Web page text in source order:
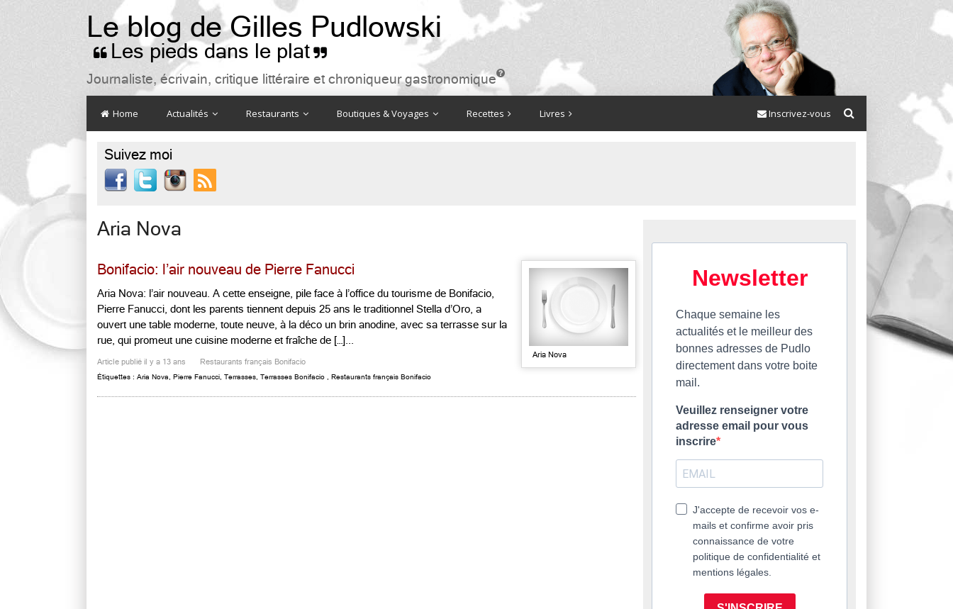
Le blog de Gilles Pudlowski
 Les pieds dans le plat 
Journaliste, écrivain, critique littéraire et chroniqueur gastronomique

Home Actualités Restaurants Boutiques & Voyages Recettes Livres Inscrivez-vous
Suivez moi

Aria Nova
Bonifacio: l’air nouveau de Pierre Fanucci
Aria Nova: l’air nouveau. A cette enseigne, pile face à l’office du tourisme de Bonifacio,
Pierre Fanucci, dont les parents tiennent depuis 25 ans le traditionnel Stella d’Oro, a
ouvert une table moderne, toute neuve, à la déco un brin anodine, avec sa terrasse sur la
rue, qui promeut une cuisine moderne et fraîche de […]...
Article publié il y a 13 ans Restaurants français Bonifacio
Étiquettes : Aria Nova Pierre Fanucci Terrasses Terrasses Bonifacio Restaurants français Bonifacio
Aria Nova
Newsletter
Chaque semaine les
actualités et le meilleur des
bonnes adresses de Pudlo
directement dans votre boite
mail.
Veuillez renseigner votre
adresse email pour vous
inscrire
J'accepte de recevoir vos e-
mails et confirme avoir pris
connaissance de votre
politique de confidentialité et
mentions légales.